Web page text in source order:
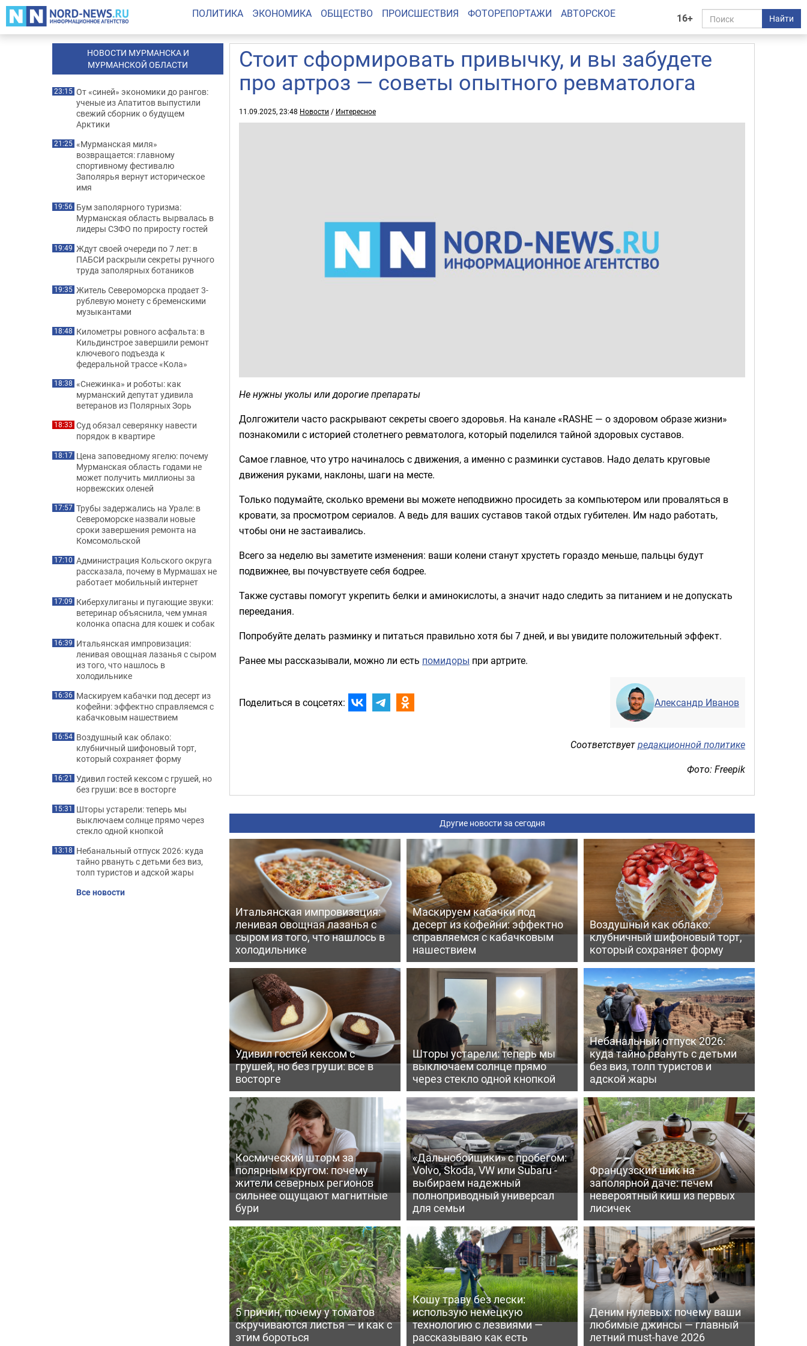
16+ Найти
ПОЛИТИКА ЭКОНОМИКА ОБЩЕСТВО ПРОИСШЕСТВИЯ ФОТОРЕПОРТАЖИ АВТОРСКОЕ
Стоит сформировать привычку, и вы забудете
про артроз — советы опытного ревматолога
11.09.2025, 23:48 Новости / Интересное
Не нужны уколы или дорогие препараты
Долгожители часто раскрывают секреты своего здоровья. На канале «RASHE — о здоровом образе жизни»
познакомили с историей столетнего ревматолога, который поделился тайной здоровых суставов.
Самое главное, что утро начиналось с движения, а именно с разминки суставов. Надо делать круговые
движения руками, наклоны, шаги на месте.
Только подумайте, сколько времени вы можете неподвижно просидеть за компьютером или проваляться в
кровати, за просмотром сериалов. А ведь для ваших суставов такой отдых губителен. Им надо работать,
чтобы они не застаивались.
Всего за неделю вы заметите изменения: ваши колени станут хрустеть гораздо меньше, пальцы будут
подвижнее, вы почувствуете себя бодрее.
Также суставы помогут укрепить белки и аминокислоты, а значит надо следить за питанием и не допускать
переедания.
Попробуйте делать разминку и питаться правильно хотя бы 7 дней, и вы увидите положительный эффект.
Ранее мы рассказывали, можно ли есть помидоры при артрите.
Поделиться в соцсетях: Александр Иванов
Соответствуетредакционной политике
Фото: Freepik
Другие новости за сегодня
Итальянская импровизация:
ленивая овощная лазанья с
сыром из того, что нашлось в
холодильнике
Маскируем кабачки под
десерт из кофейни: эффектно
справляемся с кабачковым
нашествием
Воздушный как облако:
клубничный шифоновый торт,
который сохраняет форму
Удивил гостей кексом с
грушей, но без груши: все в
восторге
Шторы устарели: теперь мы
выключаем солнце прямо
через стекло одной кнопкой
Небанальный отпуск 2026:
куда тайно рвануть с детьми
без виз, толп туристов и
адской жары
Космический шторм за
полярным кругом: почему
жители северных регионов
сильнее ощущают магнитные
бури
«Дальнобойщики» с пробегом:
Volvo, Skoda, VW или Subaru -
выбираем надежный
полноприводный универсал
для семьи
Французский шик на
заполярной даче: печем
невероятный киш из первых
лисичек
5 причин, почему у томатов
скручиваются листья — и как с
этим бороться
Кошу траву без лески:
использую немецкую
технологию с лезвиями —
рассказываю как есть
Деним нулевых: почему ваши
любимые джинсы — главный
летний must-have 2026
НОВОСТИ МУРМАНСКА И
МУРМАНСКОЙ ОБЛАСТИ
23:15 От «синей» экономики до рангов:
ученые из Апатитов выпустили
свежий сборник о будущем
Арктики
21:25 «Мурманская миля»
возвращается: главному
спортивному фестивалю
Заполярья вернут историческое
имя
19:56 Бум заполярного туризма:
Мурманская область вырвалась в
лидеры СЗФО по приросту гостей
19:49 Ждут своей очереди по 7 лет: в
ПАБСИ раскрыли секреты ручного
труда заполярных ботаников
19:35 Житель Североморска продает 3-
рублевую монету с бременскими
музыкантами
18:48 Километры ровного асфальта: в
Кильдинстрое завершили ремонт
ключевого подъезда к
федеральной трассе «Кола»
18:38 «Снежинка» и роботы: как
мурманский депутат удивила
ветеранов из Полярных Зорь
18:33 Суд обязал северянку навести
порядок в квартире
18:17 Цена заповедному ягелю: почему
Мурманская область годами не
может получить миллионы за
норвежских оленей
17:57 Трубы задержались на Урале: в
Североморске назвали новые
сроки завершения ремонта на
Комсомольской
17:10 Администрация Кольского округа
рассказала, почему в Мурмашах не
работает мобильный интернет
17:09 Киберхулиганы и пугающие звуки:
ветеринар объяснила, чем умная
колонка опасна для кошек и собак
16:39 Итальянская импровизация:
ленивая овощная лазанья с сыром
из того, что нашлось в
холодильнике
16:36 Маскируем кабачки под десерт из
кофейни: эффектно справляемся с
кабачковым нашествием
16:54 Воздушный как облако:
клубничный шифоновый торт,
который сохраняет форму
16:21 Удивил гостей кексом с грушей, но
без груши: все в восторге
15:31 Шторы устарели: теперь мы
выключаем солнце прямо через
стекло одной кнопкой
13:18 Небанальный отпуск 2026: куда
тайно рвануть с детьми без виз,
толп туристов и адской жары
Все новости